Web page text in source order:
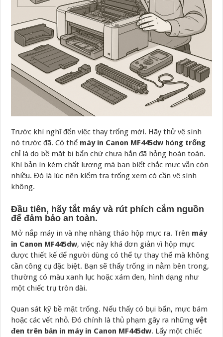
Trước khi nghĩ đến việc thay trống mới. Hãy thử vệ sinh
nó trước đã. Có thể máy in Canon MF445dw hỏng trống
chỉ là do bề mặt bị bẩn chứ chưa hẳn đã hỏng hoàn toàn.
Khi bản in kém chất lượng mà bạn biết chắc mực vẫn còn
nhiều. Đó là lúc nên kiểm tra trống xem có cần vệ sinh
không.
Đầu tiên, hãy tắt máy và rút phích cắm nguồn
để đảm bảo an toàn.
Mở nắp máy in và nhẹ nhàng tháo hộp mực ra. Trên máy
in Canon MF445dw, việc này khá đơn giản vì hộp mực
được thiết kế để người dùng có thể tự thay thế mà không
cần công cụ đặc biệt. Bạn sẽ thấy trống in nằm bên trong,
thường có màu xanh lục hoặc xám đen, hình dạng như
một chiếc trụ tròn dài.
Quan sát kỹ bề mặt trống. Nếu thấy có bụi bẩn, mực bám
hoặc các vết nhỏ. Đó chính là thủ phạm gây ra nhữngvệt
đen trên bản in máy in Canon MF445dw. Lấy một chiếc